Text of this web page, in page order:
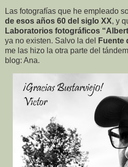
Las fotografías que he empleado
de esos años 60 del siglo XX, y
Laboratorios fotográficos
ya no existen. Salvo la del
Fuente
me las hizo la otra parte del
blog: Ana.